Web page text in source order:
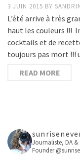
3 JUIN 2015 BY
L’été arrive à très
haut les couleurs !!!
cocktails et de
toujours pas mort !!!
READ MORE
Journaliste, DA
Founder